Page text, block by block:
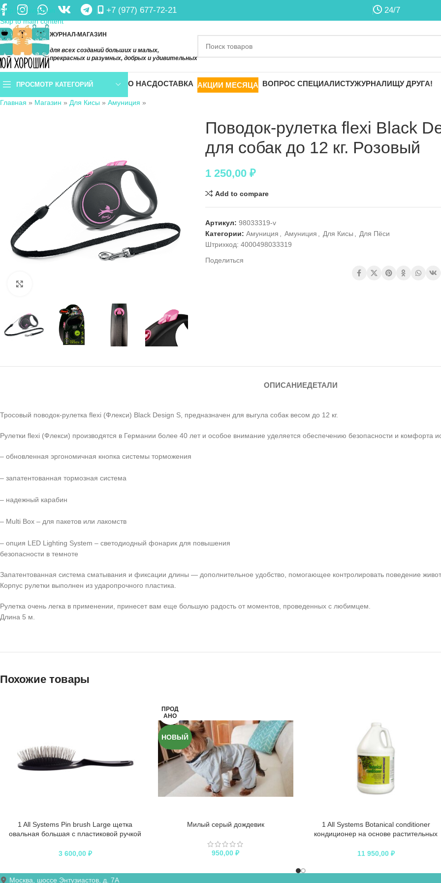
Skip to navigation
Skip to main content
+7 (977) 677-72-21 24/7
ЖУРНАЛ-МАГАЗИН
для всех созданий больших и малых,
прекрасных и разумных, добрых и удивительных
ПРОСМОТР КАТЕГОРИЙ О НАСДОСТАВКА АКЦИИ МЕСЯЦА ВОПРОС СПЕЦИАЛИСТУЖУРНАЛИЩУ ДРУГА!
Главная » Магазин » Для Кисы » Амуниция »
Поводок-рулетка flexi Black
для собак до 12 кг. Розовый
1 250,00₽
Add to compare
Артикул:98033319-v
Категории: Амуниция Амуниция Для Кисы
Для Пёси
Штрихкод:4000498033319
Поделиться
ОПИСАНИЕДЕТАЛИ
Тросовый поводок-рулетка flexi (Флекси) Black Design S, предназначен для выгула собак весом до 12 кг.
Рулетки flexi (Флекси) производятся в Германии более 40 лет и особое внимание уделяется обеспечению безопасности и комфорта
– обновленная эргономичная кнопка системы торможения
– запатентованная тормозная система
– надежный карабин
– Multi Box – для пакетов или лакомств
– опция LED Lighting System – светодиодный фонарик для повышения
безопасности в темноте
Запатентованная система сматывания и фиксации длины — дополнительное удобство, помогающее контролировать поведение
Корпус рулетки выполнен из ударопрочного пластика.
Рулетка очень легка в применении, принесет вам еще большую радость от моментов, проведенных с любимцем.
Длина 5 м.
Похожие товары
1 All Systems Pin brush Large щетка
овальная большая с пластиковой ручкой
3 600,00 ₽
ПРОД
АНО
НОВЫЙ
Милый серый дождевик
950,00₽
1 All Systems Botanical conditioner
кондиционер на основе растительных
11 950,00 ₽
Москва, шоссе Энтузиастов, д. 7А